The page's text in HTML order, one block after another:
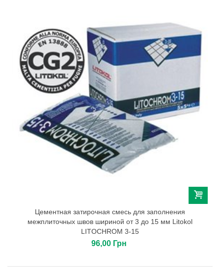
Цементная затирочная смесь для заполнения
межплиточных швов шириной от 3 до 15 мм Litokol
LITOCHROM 3-15
96,00 Грн